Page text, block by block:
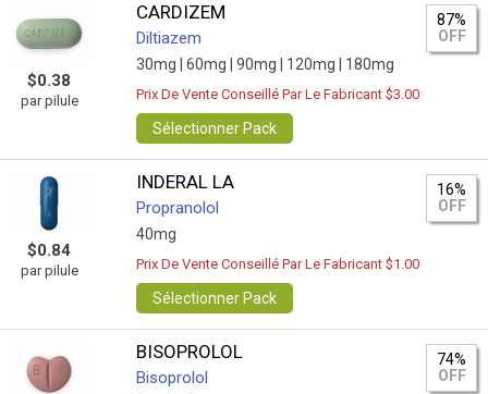
$0.38
par pilule
CARDIZEM
Diltiazem
30mg | 60mg | 90mg | 120mg | 180mg
87%
OFF
Prix De Vente Conseillé Par Le Fabricant $3.00
Sélectionner Pack
$0.84
par pilule
INDERAL LA
Propranolol
40mg
16%
OFF
Prix De Vente Conseillé Par Le Fabricant $1.00
Sélectionner Pack
BISOPROLOL
Bisoprolol
74%
OFF